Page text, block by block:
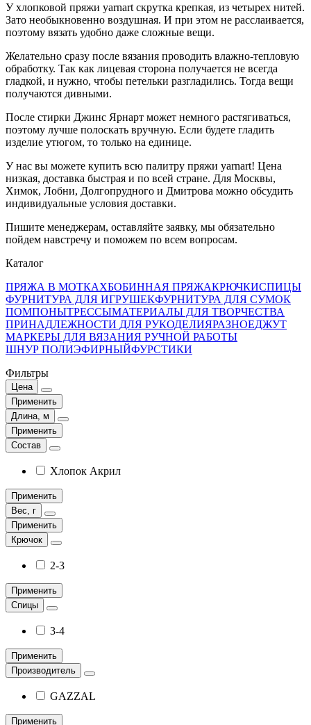
У хлопковой пряжи yarnart скрутка крепкая, из четырех нитей.
Зато необыкновенно воздушная. И при этом не расслаивается,
поэтому вязать удобно даже сложные вещи.
Желательно сразу после вязания проводить влажно-тепловую
обработку. Так как лицевая сторона получается не всегда
гладкой, и нужно, чтобы петельки разгладились. Тогда вещи
получаются дивными.
После стирки Джинс Ярнарт может немного растягиваться,
поэтому лучше полоскать вручную. Если будете гладить
изделие утюгом, то только на единице.
У нас вы можете купить всю палитру пряжи yarnart! Цена
низкая, доставка быстрая и по всей стране. Для Москвы,
Химок, Лобни, Долгопрудного и Дмитрова можно обсудить
индивидуальные условия доставки.
Пишите менеджерам, оставляйте заявку, мы обязательно
пойдем навстречу и поможем по всем вопросам.
Каталог
ПРЯЖА В МОТКАХБОБИННАЯ ПРЯЖАКРЮЧКИСПИЦЫ
ФУРНИТУРА ДЛЯ ИГРУШЕКФУРНИТУРА ДЛЯ СУМОК
ПОМПОНЫТРЕССЫМАТЕРИАЛЫ ДЛЯ ТВОРЧЕСТВА
ПРИНАДЛЕЖНОСТИ ДЛЯ РУКОДЕЛИЯРАЗНОЕДЖУТ
МАРКЕРЫ ДЛЯ ВЯЗАНИЯ РУЧНОЙ РАБОТЫ
ШНУР ПОЛИЭФИРНЫЙФУРСТИКИ
Фильтры
Цена
Применить
Длина, м
Применить
Состав
Хлопок Акрил
Применить
Вес, г
Применить
Крючок
2-3
Применить
Спицы
3-4
Применить
Производитель
GAZZAL
Применить